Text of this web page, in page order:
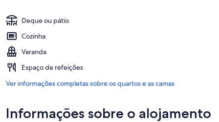
Deque ou pátio
Cozinha
Varanda
Espaço de refeições
Ver informações completas sobre os quartos e as camas
Informações sobre o alojamento